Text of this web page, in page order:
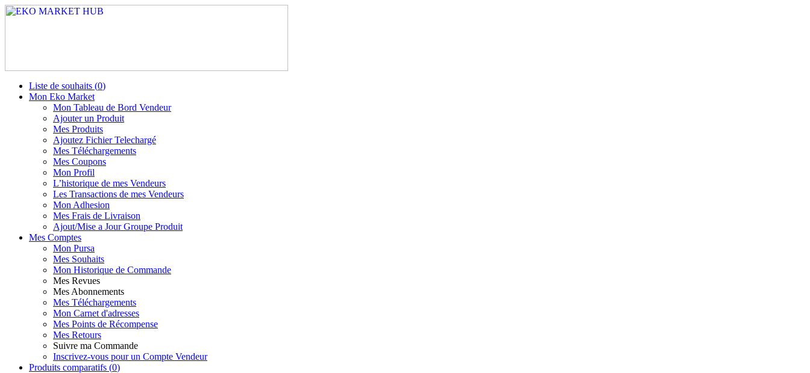
Liste de souhaits (0)
Mon Eko Market
Mon Tableau de Bord Vendeur
Ajouter un Produit
Mes Produits
Ajoutez Fichier Telechargé
Mes Téléchargements
Mes Coupons
Mon Profil
L’historique de mes Vendeurs
Les Transactions de mes Vendeurs
Mon Adhesion
Mes Frais de Livraison
Ajout/Mise a Jour Groupe Produit
Mes Comptes
Mon Pursa
Mes Souhaits
Mon Historique de Commande
Mes Revues
Mes Abonnements
Mes Téléchargements
Mon Carnet d'adresses
Mes Points de Récompense
Mes Retours
Suivre ma Commande
Inscrivez-vous pour un Compte Vendeur
Produits comparatifs (0)